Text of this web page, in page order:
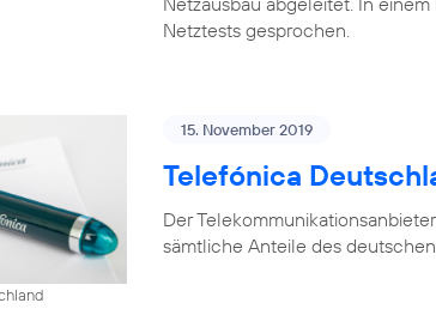
Netztests gesprochen.
15. November 2019
Telefónica
Der
sämtliche Anteile des